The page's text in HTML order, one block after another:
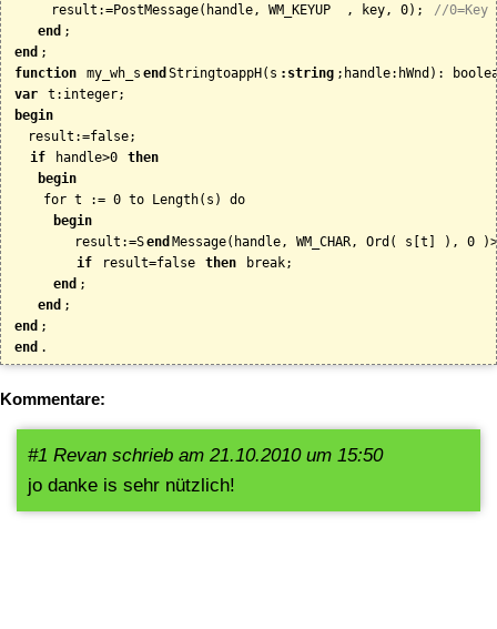
     result:=PostMessage(handle, WM_KEYUP  , key, 0);
//0=Key
end
end
function
my_wh_s end StringtoappH(s :string
var
begin
  result:=false;
if
handle>0
then
begin
    for t := 0 to Length(s) do
begin
        result:=S
end Message(handle, WM_CHAR, Ord( s[t] ), 0
if
result=false then
break;
end ;
end
end
end .
Kommentare:
#1 Revan schrieb am 21.10.2010 um 15:50
jo danke is sehr nützlich!